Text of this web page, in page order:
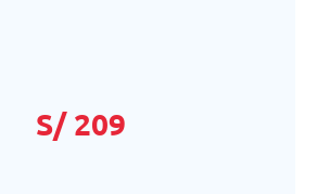
S/ 209